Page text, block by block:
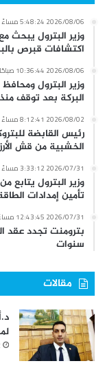
2026/08/06 5:48:24 مساءً
وزير البترول يبحث
اكتشافات قبرص
2026/08/06 10:36:44 صباحًا
وزير البترول
البركة بعد توقف منذ
2026/08/02 8:12:41 مساءً
الخشبية من قش الأرز
2026/07/31 3:33:12 مساءً
وزير البترول يتابع
تأمين إمدادات
2026/07/31 12:43:45 مساءً
بترومنت تجدد عقد
سنوات
مقالات